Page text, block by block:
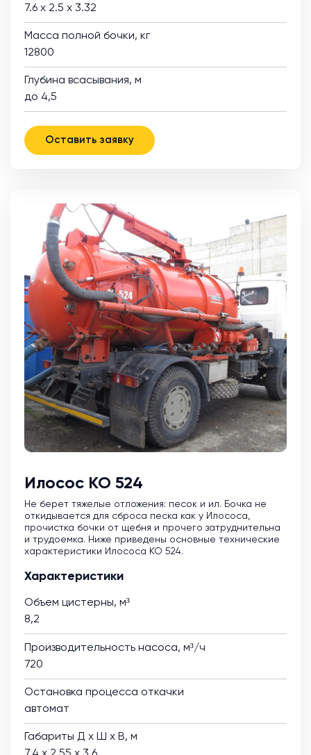
7.6 х 2.5 х 3.32
Масса полной бочки, кг
12800
Глубина всасывания, м
до 4,5
Оставить заявку
Илосос КО 524
Не берет тяжелые отложения: песок и ил. Бочка не
откидывается для сброса песка как у Илососа,
прочистка бочки от щебня и прочего затруднительна
и трудоемка. Ниже приведены основные технические
характеристики Илососа КО 524.
Характеристики
Объем цистерны, м³
8,2
Производительность насоса, м³/ч
720
Остановка процесса откачки
автомат
Габариты Д х Ш х В, м